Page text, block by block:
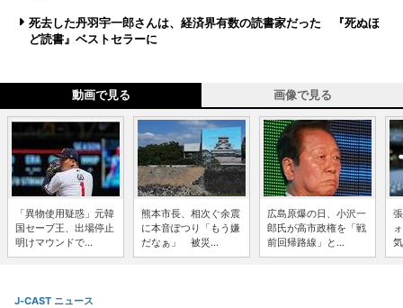
死去した丹羽宇一郎さんは、経済界有数の読書家だった 『死ぬほ
ど読書』ベストセラーに
動画で見る 画像で見る
「異物使用疑惑」元韓
国セーブ王、出場停止
明けマウンドで...
熊本市長、相次ぐ余震
に本音ぽつり「もう嫌
だなぁ」 被災...
広島原爆の日、小沢一
郎氏が高市政権を「戦
前回帰路線」と...
J-CAST ニュース